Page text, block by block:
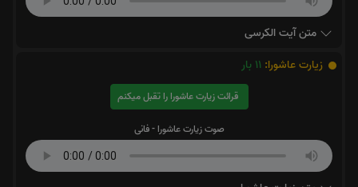
متن آیت الکرسی
زیارت عاشورا: 11 بار
قرائت زیارت عاشورا را تقبل میکنم
صوت زیارت عاشورا - فانی